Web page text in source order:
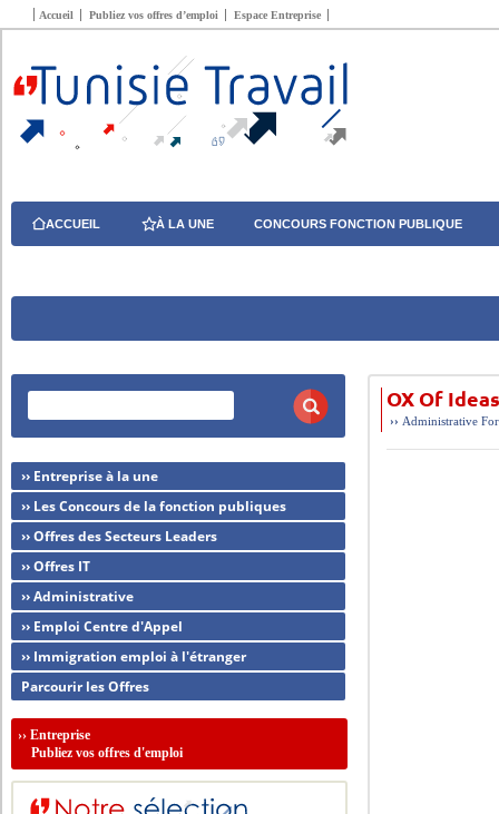
Accueil Publiez vos offres d’emploi Espace Entreprise
ACCUEIL À LA UNE CONCOURS FONCTION PUBLIQUE
OX Of
›› Administrative
›› Entreprise à la une
›› Les Concours de la fonction publiques
›› Offres des Secteurs Leaders
›› Offres IT
›› Administrative
›› Emploi Centre d'Appel
›› Immigration emploi à l'étranger
Parcourir les Offres
››Entreprise
Publiez vos offres d'emploi